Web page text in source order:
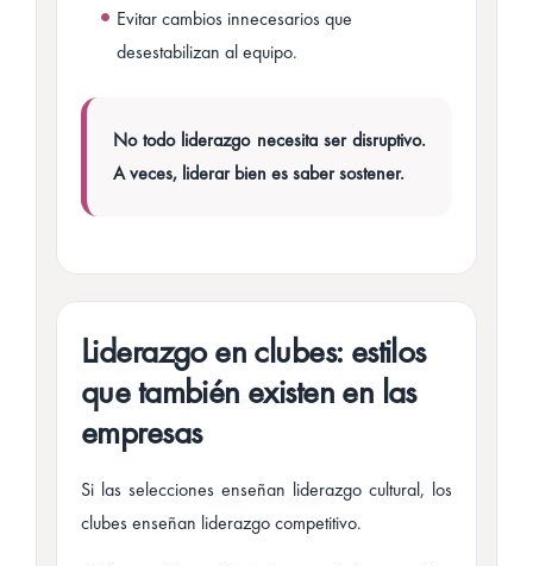
Evitar cambios innecesarios que
desestabilizan al equipo.
No todo liderazgo necesita ser disruptivo.
A veces, liderar bien es saber sostener.
Liderazgo en clubes: estilos
que también existen en las
empresas
Si las selecciones enseñan liderazgo cultural, los
clubes enseñan liderazgo competitivo.